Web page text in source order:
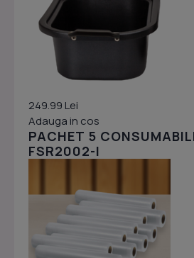
249.99 Lei
Adauga in cos
PACHET 5
FSR2002-I